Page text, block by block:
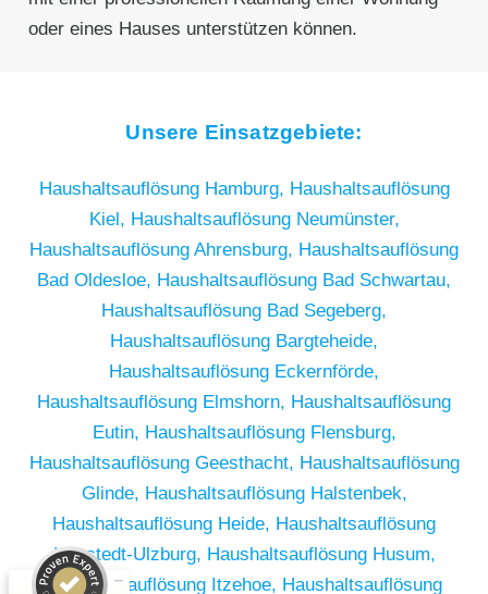
oder eines Hauses unterstützen können.
Unsere Einsatzgebiete:
Haushaltsauflösung Hamburg, Haushaltsauflösung
Kiel, Haushaltsauflösung Neumünster,
Haushaltsauflösung Ahrensburg, Haushaltsauflösung
Bad Oldesloe, Haushaltsauflösung Bad Schwartau,
Haushaltsauflösung Bad Segeberg,
Haushaltsauflösung Bargteheide,
Haushaltsauflösung Eckernförde,
Haushaltsauflösung Elmshorn, Haushaltsauflösung
Eutin, Haushaltsauflösung Flensburg,
Haushaltsauflösung Geesthacht, Haushaltsauflösung
Glinde, Haushaltsauflösung Halstenbek,
Haushaltsauflösung Heide, Haushaltsauflösung
Henstedt-Ulzburg, Haushaltsauflösung Husum,
Haushaltsauflösung Itzehoe, Haushaltsauflösung
Kundenbewertungen und Erfahrungen zu
RümpelButler